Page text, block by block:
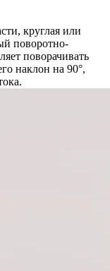
круглая или
поворотно-
поворачивать
наклон на 90°,